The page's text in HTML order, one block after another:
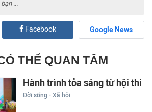
...
Facebook Google News
THỂ QUAN TÂM
Hành trình tỏa sáng từ hội thi
Đời sống - Xã hội